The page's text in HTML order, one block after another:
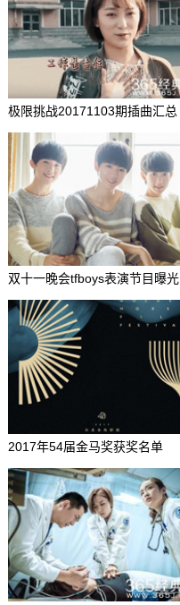
极限挑战20171103期插曲汇总
双十一晚会tfboys表演节目曝光
2017年54届金马奖获奖名单